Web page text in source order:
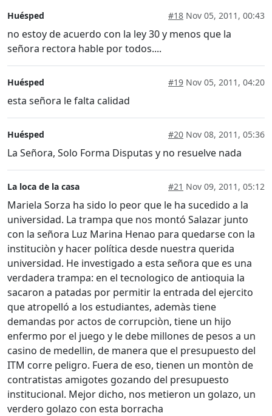
Huésped #18 Nov 05, 2011, 00:43
no estoy de acuerdo con la ley 30 y menos que la
señora rectora hable por todos....
Huésped #19 Nov 05, 2011, 04:20
esta señora le falta calidad
Huésped #20 Nov 08, 2011, 05:36
La Señora, Solo Forma Disputas y no resuelve nada
La loca de la casa #21 Nov 09, 2011, 05:12
Mariela Sorza ha sido lo peor que le ha sucedido a la
universidad. La trampa que nos montó Salazar junto
con la señora Luz Marina Henao para quedarse con la
instituciòn y hacer política desde nuestra querida
universidad. He investigado a esta señora que es una
verdadera trampa: en el tecnologico de antioquia la
sacaron a patadas por permitir la entrada del ejercito
que atropelló a los estudiantes, ademàs tiene
demandas por actos de corrupciòn, tiene un hijo
enfermo por el juego y le debe millones de pesos a un
casino de medellin, de manera que el presupuesto del
ITM corre peligro. Fuera de eso, tienen un montòn de
contratistas amigotes gozando del presupuesto
institucional. Mejor dicho, nos metieron un golazo, un
verdero golazo con esta borracha